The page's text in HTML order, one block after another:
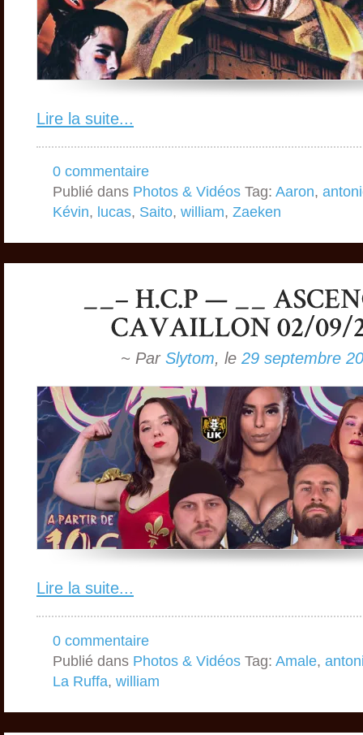
Lire la suite...
0 commentaire
Publié dans Photos & Vidéos Tag: Aaron,
Kévin, lucas, Saito, william, Zaeken
~ Par Slytom, le 29 septembre
Lire la suite...
0 commentaire
Publié dans Photos & Vidéos Tag: Amale,
La Ruffa, william